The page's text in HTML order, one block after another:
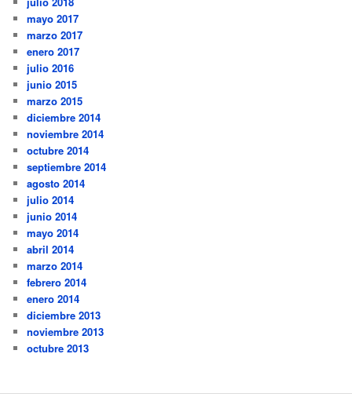
mayo 2017
marzo 2017
enero 2017
julio 2016
junio 2015
marzo 2015
diciembre 2014
noviembre 2014
octubre 2014
septiembre 2014
agosto 2014
julio 2014
junio 2014
mayo 2014
abril 2014
marzo 2014
febrero 2014
enero 2014
diciembre 2013
noviembre 2013
octubre 2013